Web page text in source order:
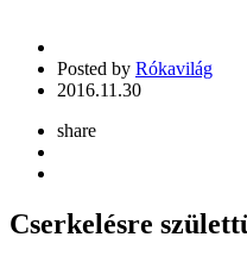
Posted by Rókavilág
2016.11.30
share
Cserkelésre